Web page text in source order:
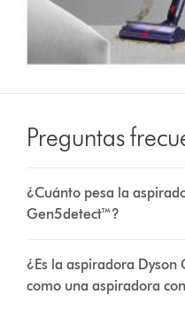
Preguntas
¿Cuánto pesa la
Gen5detect™?
¿Es la aspiradora
como una aspiradora